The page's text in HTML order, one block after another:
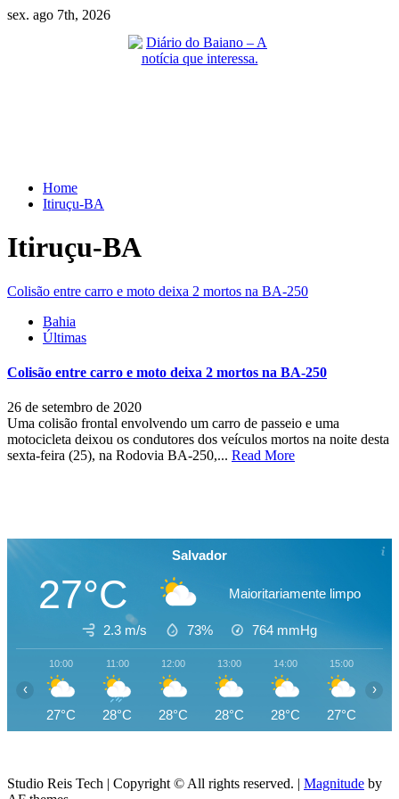
Skip
sex. ago 7th, 2026
Home
Itiruçu-BA
Itiruçu-BA
Colisão entre carro e moto deixa 2 mortos na BA-250
Bahia
Últimas
Colisão entre carro e moto deixa 2 mortos na BA-250
26 de setembro de 2020
Uma colisão frontal envolvendo um carro de passeio e uma
motocicleta deixou os condutores dos veículos mortos na noite desta
sexta-feira (25), na Rodovia BA-250,... Read More
Salvador
27°C Maioritariamente limpo
2.3 m/s 73% 764 mmHg
10:00
27°C
11:00
28°C
12:00
28°C
13:00
28°C
14:00
28°C
15:00
27°C
‹ ›
Studio Reis Tech | Copyright © All rights reserved. | Magnitude by